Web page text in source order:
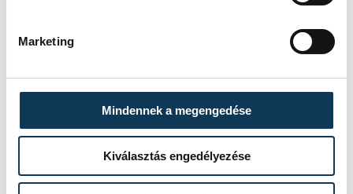
Marketing
Mindennek a megengedése
Kiválasztás engedélyezése